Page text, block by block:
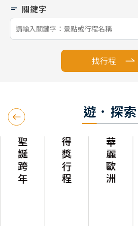
找行程
遊．探索
聖誕跨年 得獎行程 華麗歐洲